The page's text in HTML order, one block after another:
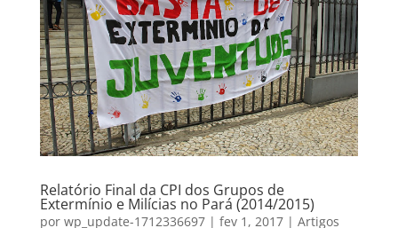
Relatório Final da CPI dos Grupos de
Extermínio e Milícias no Pará (2014/2015)
por wp_update-1712336697| fev 1, 2017| Artigos